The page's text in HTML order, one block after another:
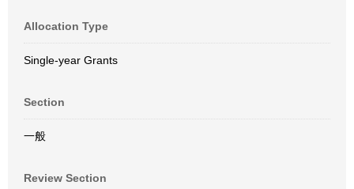
Allocation Type
Single-year Grants
Section
一般
Review Section